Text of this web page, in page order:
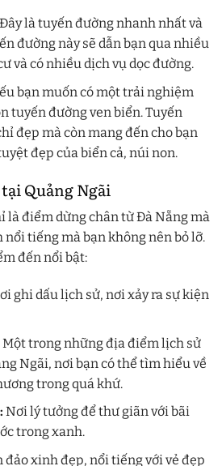
Đây là tuyến đường nhanh nhất và
đường này sẽ dẫn bạn qua nhiều
và có nhiều dịch vụ dọc đường.
bạn muốn có một trải nghiệm
tuyến đường ven biển. Tuyến
đẹp mà còn mang đến cho bạn
đẹp của biển cả, núi non.
Quảng Ngãi
là điểm dừng chân từ Đà Nẵng mà
nổi tiếng mà bạn không nên bỏ lỡ.
đến nổi bật:
ghi dấu lịch sử, nơi xảy ra sự kiện
Một trong những địa điểm lịch sử
Ngãi, nơi bạn có thể tìm hiểu về
trong quá khứ.
Nơi lý tưởng để thư giãn với bãi
trong xanh.
đảo xinh đẹp, nổi tiếng với vẻ đẹp